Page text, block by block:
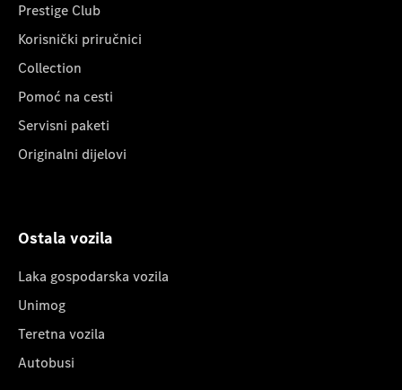
Prestige Club
Korisnički priručnici
Collection
Pomoć na cesti
Servisni paketi
Originalni dijelovi
Ostala vozila
Laka gospodarska vozila
Unimog
Teretna vozila
Autobusi